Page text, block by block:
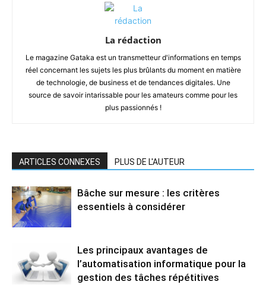
La rédaction
Le magazine Gataka est un transmetteur d'informations en temps
réel concernant les sujets les plus brûlants du moment en matière
de technologie, de business et de tendances digitales. Une
source de savoir intarissable pour les amateurs comme pour les
plus passionnés !
ARTICLES CONNEXES PLUS DE L'AUTEUR
Bâche sur mesure : les critères
essentiels à considérer
Les principaux avantages de
l’automatisation informatique pour la
gestion des tâches répétitives